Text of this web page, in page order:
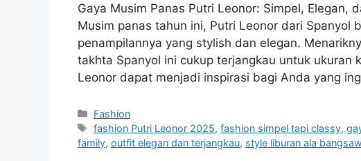
Gaya Musim Panas Putri Leonor: Simpel, Elegan,
Musim panas tahun ini, Putri Leonor dari Spanyol
penampilannya yang stylish dan elegan.
takhta Spanyol ini cukup terjangkau untuk ukuran
Leonor dapat menjadi inspirasi bagi Anda yang
Categories
Fashion
Tags
fashion Putri Leonor 2025,fashion simpel tapi classy,
family, outfit elegan dan terjangkau, style liburan ala